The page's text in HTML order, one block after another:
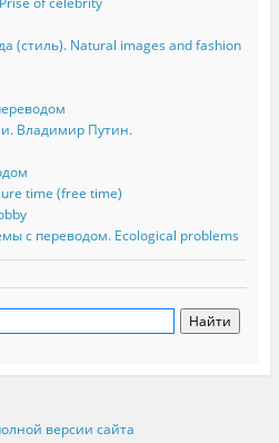
(стиль). Natural images and fashion
Владимир Путин.
time (free time)
с переводом. Ecological problems
версии сайта